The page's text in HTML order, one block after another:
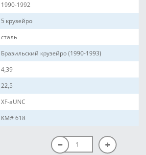
1990-1992
5 крузейро
сталь
Бразильский крузейро (1990-1993)
4,39
22,5
XF-aUNC
KM# 618